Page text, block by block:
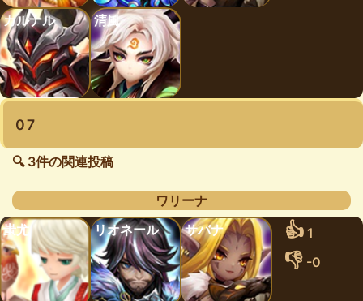
カルナル 清風
07
🔍 3件の関連投稿
ワリーナ
蚩尤
リオネール サバナ 👍 1
👎 -0